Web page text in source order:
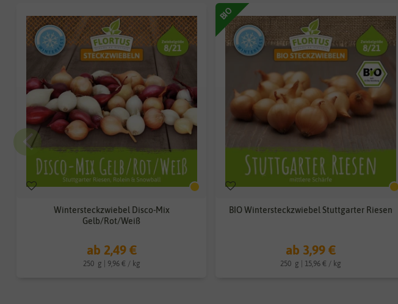
Wintersteckzwiebel Disco-Mix
Gelb/Rot/Weiß
ab 2,49 €
250 g | 9,96 € / kg
BIO
BIO Wintersteckzwiebel Stuttgarter Riesen
ab 3,99 €
250 g | 15,96 € / kg